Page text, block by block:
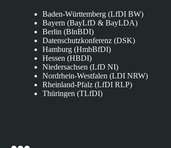
Baden-Württemberg (LfDI BW)
Bayern (BayLfD & BayLDA)
Berlin (BlnBDI)
Datenschutzkonferenz (DSK)
Hamburg (HmbBfDI)
Hessen (HBDI)
Niedersachsen (LfD NI)
Nordrhein-Westfalen (LDI NRW)
Rheinland-Pfalz (LfDI RLP)
Thüringen (TLfDI)